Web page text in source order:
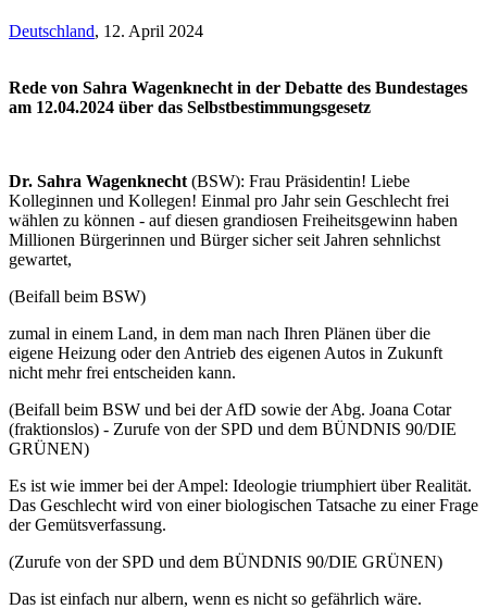
Deutschland, 12. April 2024
Rede von Sahra Wagenknecht in der Debatte des Bundestages
am 12.04.2024 über das Selbstbestimmungsgesetz
Dr. Sahra Wagenknecht (BSW): Frau Präsidentin! Liebe
Kolleginnen und Kollegen! Einmal pro Jahr sein Geschlecht frei
wählen zu können - auf diesen grandiosen Freiheitsgewinn haben
Millionen Bürgerinnen und Bürger sicher seit Jahren sehnlichst
gewartet,
(Beifall beim BSW)
zumal in einem Land, in dem man nach Ihren Plänen über die
eigene Heizung oder den Antrieb des eigenen Autos in Zukunft
nicht mehr frei entscheiden kann.
(Beifall beim BSW und bei der AfD sowie der Abg. Joana Cotar
(fraktionslos) - Zurufe von der SPD und dem BÜNDNIS 90/DIE
GRÜNEN)
Es ist wie immer bei der Ampel: Ideologie triumphiert über Realität.
Das Geschlecht wird von einer biologischen Tatsache zu einer Frage
der Gemütsverfassung.
(Zurufe von der SPD und dem BÜNDNIS 90/DIE GRÜNEN)
Das ist einfach nur albern, wenn es nicht so gefährlich wäre.